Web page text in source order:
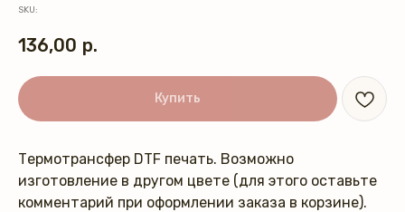
SKU:
136,00 р.
Купить
Термотрансфер DTF печать. Возможно
изготовление в другом цвете (для этого оставьте
комментарий при оформлении заказа в корзине).